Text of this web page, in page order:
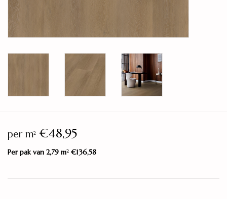
Merken
per m2 €48,95
Per pak van 2,79 m2 €136,58